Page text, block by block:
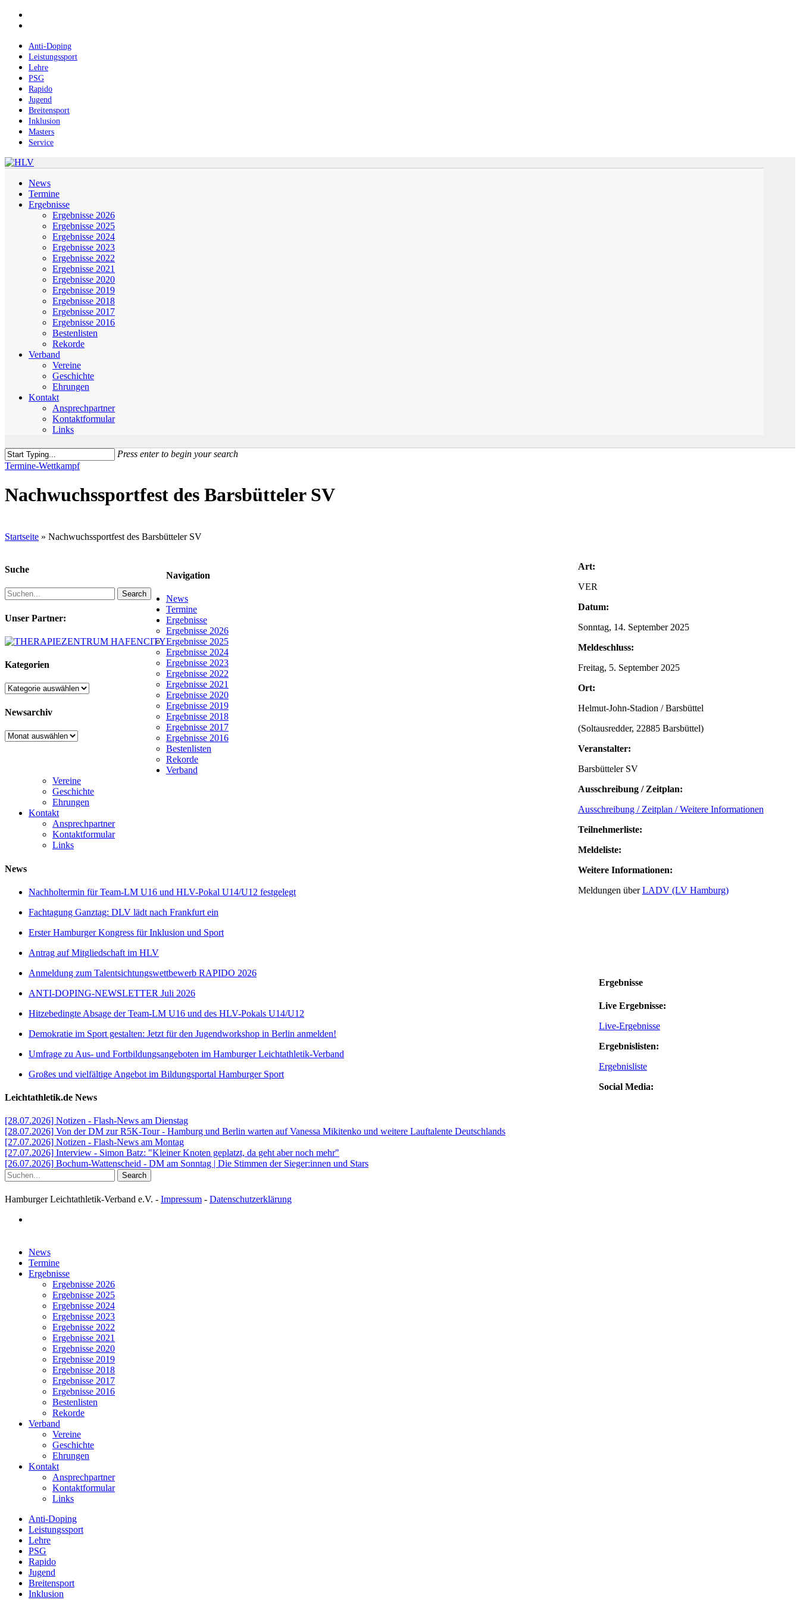
Skip
contentAnti-Doping
Leistungssport
Lehre
PSG
Rapido
Jugend
Breitensport
Inklusion
Masters
Service
News
Termine
Ergebnisse
Ergebnisse 2026
Ergebnisse 2025
Ergebnisse 2024
Ergebnisse 2023
Ergebnisse 2022
Ergebnisse 2021
Ergebnisse 2020
Ergebnisse 2019
Ergebnisse 2018
Ergebnisse 2017
Ergebnisse 2016
Bestenlisten
Rekorde
Verband
Vereine
Geschichte
Ehrungen
Kontakt
Ansprechpartner
Kontaktformular
Links
Press enter to begin your search
Close
Termine-Wettkampf
Nachwuchssportfest des Barsbütteler SV
Startseite » Nachwuchssportfest des Barsbütteler SV
Art:
VER
Datum:
Sonntag, 14. September 2025
Meldeschluss:
Freitag, 5. September 2025
Ort:
Helmut-John-Stadion / Barsbüttel
(Soltausredder, 22885 Barsbüttel)
Veranstalter:
Barsbütteler SV
Ausschreibung / Zeitplan:
Ausschreibung / Zeitplan / Weitere Informationen
Teilnehmerliste:
Meldeliste:
Weitere Informationen:
Meldungen überLADV (LV Hamburg)
Ergebnisse
Live Ergebnisse:
Live-Ergebnisse
Ergebnislisten:
Ergebnisliste
Social Media:
Suche
Search
Unser Partner:
Kategorien
Kategorien
Newsarchiv
Newsarchiv
Navigation
News
Termine
Ergebnisse
Ergebnisse 2026
Ergebnisse 2025
Ergebnisse 2024
Ergebnisse 2023
Ergebnisse 2022
Ergebnisse 2021
Ergebnisse 2020
Ergebnisse 2019
Ergebnisse 2018
Ergebnisse 2017
Ergebnisse 2016
Bestenlisten
Rekorde
Verband
Vereine
Geschichte
Ehrungen
Kontakt
Ansprechpartner
Kontaktformular
Links
News
Nachholtermin für Team-LM U16 und HLV-Pokal U14/U12 festgelegt
Fachtagung Ganztag: DLV lädt nach Frankfurt ein
Erster Hamburger Kongress für Inklusion und Sport
Antrag auf Mitgliedschaft im HLV
Anmeldung zum Talentsichtungswettbewerb RAPIDO 2026
ANTI-DOPING-NEWSLETTER Juli 2026
Hitzebedingte Absage der Team-LM U16 und des HLV-Pokals U14/U12
Demokratie im Sport gestalten: Jetzt für den Jugendworkshop in Berlin anmelden!
Umfrage zu Aus- und Fortbildungsangeboten im Hamburger Leichtathletik-Verband
Großes und vielfältige Angebot im Bildungsportal Hamburger Sport
Leichtathletik.de News
[28.07.2026] Notizen - Flash-News am Dienstag
[28.07.2026] Von der DM zur R5K-Tour - Hamburg und Berlin warten auf Vanessa Mikitenko und weitere Lauftalente Deutschlands
[27.07.2026] Notizen - Flash-News am Montag
[27.07.2026] Interview - Simon Batz: "Kleiner Knoten geplatzt, da geht aber noch mehr"
[26.07.2026] Bochum-Wattenscheid - DM am Sonntag | Die Stimmen der Sieger:innen und Stars
Search
Hamburger Leichtathletik-Verband e.V. - Impressum - Datenschutzerklärung
Close
Menu
News
Termine
Ergebnisse
Ergebnisse 2026
Ergebnisse 2025
Ergebnisse 2024
Ergebnisse 2023
Ergebnisse 2022
Ergebnisse 2021
Ergebnisse 2020
Ergebnisse 2019
Ergebnisse 2018
Ergebnisse 2017
Ergebnisse 2016
Bestenlisten
Rekorde
Verband
Vereine
Geschichte
Ehrungen
Kontakt
Ansprechpartner
Kontaktformular
Links
Anti-Doping
Leistungssport
Lehre
PSG
Rapido
Jugend
Breitensport
Inklusion